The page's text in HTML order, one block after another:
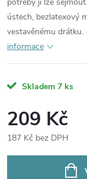
ústech, bezlatexový
vestavěnému
informace
Skladem 7 ks
209 Kč
187 Kč bez DPH